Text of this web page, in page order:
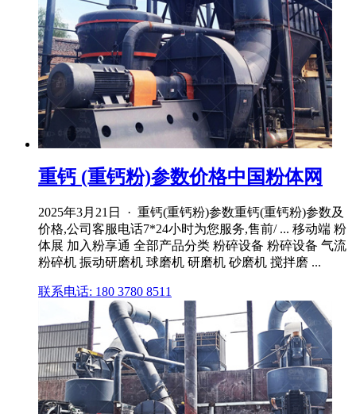
重钙 (重钙粉)参数价格中国粉体网
2025年3月21日 · 重钙(重钙粉)参数重钙(重钙粉)参数及
价格,公司客服电话7*24小时为您服务,售前/ ... 移动端 粉
体展 加入粉享通 全部产品分类 粉碎设备 粉碎设备 气流
粉碎机 振动研磨机 球磨机 研磨机 砂磨机 搅拌磨 ...
联系电话: 180 3780 8511